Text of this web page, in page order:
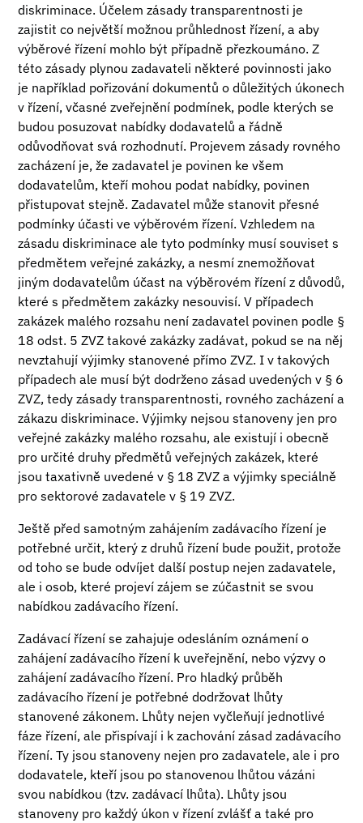
diskriminace. Účelem zásady transparentnosti je
zajistit co největší možnou průhlednost řízení, a aby
výběrové řízení mohlo být případně přezkoumáno. Z
této zásady plynou zadavateli některé povinnosti jako
je například pořizování dokumentů o důležitých úkonech
v řízení, včasné zveřejnění podmínek, podle kterých se
budou posuzovat nabídky dodavatelů a řádně
odůvodňovat svá rozhodnutí. Projevem zásady rovného
zacházení je, že zadavatel je povinen ke všem
dodavatelům, kteří mohou podat nabídky, povinen
přistupovat stejně. Zadavatel může stanovit přesné
podmínky účasti ve výběrovém řízení. Vzhledem na
zásadu diskriminace ale tyto podmínky musí souviset s
předmětem veřejné zakázky, a nesmí znemožňovat
jiným dodavatelům účast na výběrovém řízení z důvodů,
které s předmětem zakázky nesouvisí. V případech
zakázek malého rozsahu není zadavatel povinen podle §
18 odst. 5 ZVZ takové zakázky zadávat, pokud se na něj
nevztahují výjimky stanovené přímo ZVZ. I v takových
případech ale musí být dodrženo zásad uvedených v § 6
ZVZ, tedy zásady transparentnosti, rovného zacházení a
zákazu diskriminace. Výjimky nejsou stanoveny jen pro
veřejné zakázky malého rozsahu, ale existují i obecně
pro určité druhy předmětů veřejných zakázek, které
jsou taxativně uvedené v § 18 ZVZ a výjimky speciálně
pro sektorové zadavatele v § 19 ZVZ.
Ještě před samotným zahájením zadávacího řízení je
potřebné určit, který z druhů řízení bude použit, protože
od toho se bude odvíjet další postup nejen zadavatele,
ale i osob, které projeví zájem se zúčastnit se svou
nabídkou zadávacího řízení.
Zadávací řízení se zahajuje odesláním oznámení o
zahájení zadávacího řízení k uveřejnění, nebo výzvy o
zahájení zadávacího řízení. Pro hladký průběh
zadávacího řízení je potřebné dodržovat lhůty
stanovené zákonem. Lhůty nejen vyčleňují jednotlivé
fáze řízení, ale přispívají i k zachování zásad zadávacího
řízení. Ty jsou stanoveny nejen pro zadavatele, ale i pro
dodavatele, kteří jsou po stanovenou lhůtou vázáni
svou nabídkou (tzv. zadávací lhůta). Lhůty jsou
stanoveny pro každý úkon v řízení zvlášť a také pro